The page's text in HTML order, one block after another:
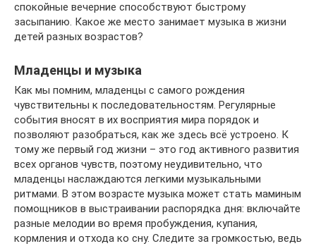
спокойные вечерние способствуют быстрому
засыпанию. Какое же место занимает музыка в жизни
детей разных возрастов?
Младенцы и музыка
Как мы помним, младенцы с самого рождения
чувствительны к последовательностям. Регулярные
события вносят в их восприятия мира порядок и
позволяют разобраться, как же здесь всё устроено. К
тому же первый год жизни – это год активного развития
всех органов чувств, поэтому неудивительно, что
младенцы наслаждаются легкими музыкальными
ритмами. В этом возрасте музыка может стать маминым
помощников в выстраивании распорядка дня: включайте
разные мелодии во время пробуждения, купания,
кормления и отхода ко сну. Следите за громкостью, ведь